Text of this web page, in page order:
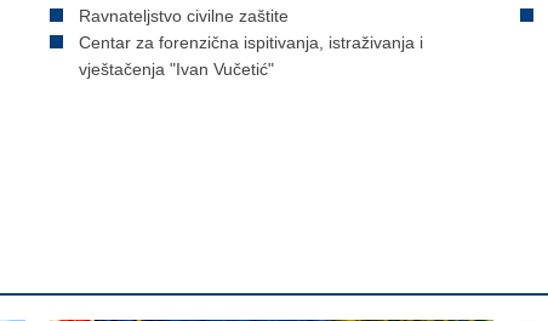
Ravnateljstvo civilne zaštite
Centar za forenzična ispitivanja, istraživanja i
vještačenja "Ivan Vučetić"